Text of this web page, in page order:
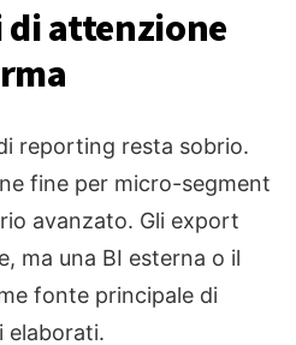
attenzione
reporting resta sobrio.
fine per micro-segment
avanzato. Gli export
ma una BI esterna o il
fonte principale di
elaborati.